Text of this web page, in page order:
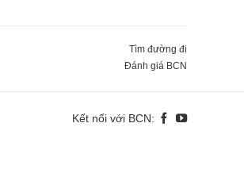
Tìm đường đi
Đánh giá BCN
Kết nối với BCN: